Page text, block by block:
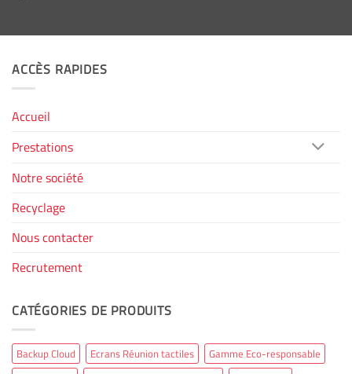
ACCÈS RAPIDES
Accueil
Prestations
Notre société
Recyclage
Nous contacter
Recrutement
CATÉGORIES DE PRODUITS
Backup Cloud Ecrans Réunion tactiles
Gamme Eco-responsable